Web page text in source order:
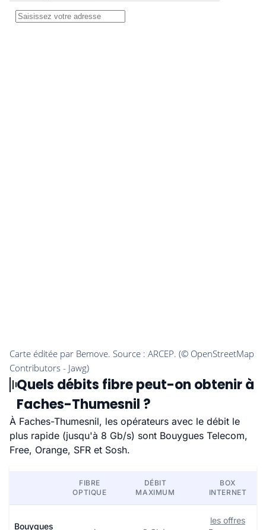
Quels débits fibre peut-on obtenir à
Faches-Thumesnil ?
À Faches-Thumesnil, les opérateurs avec le débit le
plus rapide (jusqu'à 8 Gb/s) sont Bouygues Telecom,
Free, Orange, SFR et Sosh.
FIBRE
OPTIQUE
DÉBIT
MAXIMUM
BOX
INTERNET
Bouygues
les offres